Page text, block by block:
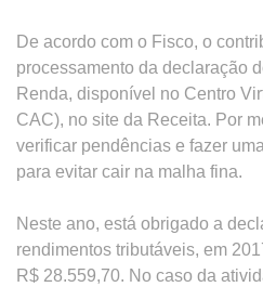
De acordo com o Fisco, o
processamento da declaração
Renda, disponível no Centro
CAC), no site da Receita. Por
verificar pendências e fazer
para evitar cair na malha fina.
Neste ano, está obrigado a
rendimentos tributáveis, em
R$ 28.559,70. No caso da